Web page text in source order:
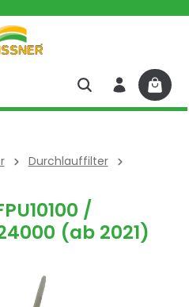
Durchlauffilter
/
(ab 2021)